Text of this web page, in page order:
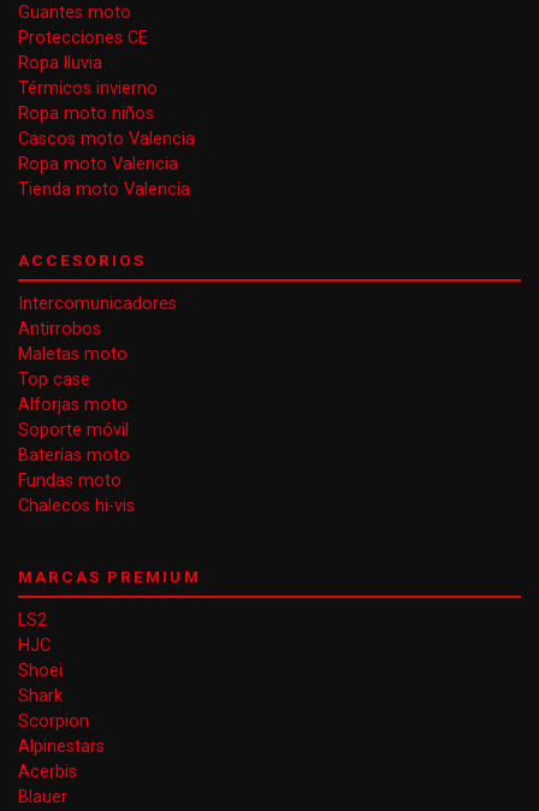
Guantes moto
Protecciones CE
Ropa lluvia
Térmicos invierno
Ropa moto niños
Cascos moto Valencia
Ropa moto Valencia
Tienda moto Valencia
ACCESORIOS
Intercomunicadores
Antirrobos
Maletas moto
Top case
Alforjas moto
Soporte móvil
Baterías moto
Fundas moto
Chalecos hi-vis
MARCAS PREMIUM
LS2
HJC
Shoei
Shark
Scorpion
Alpinestars
Acerbis
Blauer